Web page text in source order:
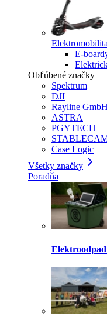
Elektromobilita
E-
Obľúbené značky
Spektrum
DJI
Rayline GmbH
ASTRA
PGYTECH
Case Logic
Všetky značky
Poradňa